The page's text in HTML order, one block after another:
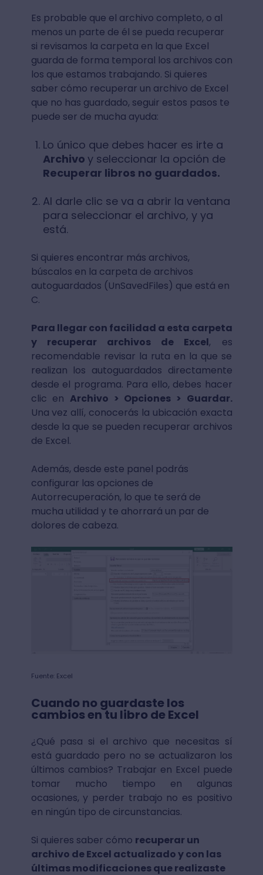
Es probable que el archivo completo, o al
menos un parte de él se pueda recuperar
si revisamos la carpeta en la que Excel
guarda de forma temporal los archivos con
los que estamos trabajando. Si quieres
saber cómo recuperar un archivo de Excel
que no has guardado, seguir estos pasos te
puede ser de mucha ayuda:
Lo único que debes hacer es irte a
Archivo y seleccionar la opción de
Recuperar libros no guardados.
Al darle clic se va a abrir la ventana
para seleccionar el archivo, y ya
está.
Si quieres encontrar más archivos,
búscalos en la carpeta de archivos
autoguardados (UnSavedFiles) que está en
C.
Para llegar con facilidad a esta carpeta
y recuperar archivos de Excel, es
recomendable revisar la ruta en la que se
realizan los autoguardados directamente
desde el programa. Para ello, debes hacer
clic en Archivo > Opciones > Guardar.
Una vez allí, conocerás la ubicación exacta
desde la que se pueden recuperar archivos
de Excel.
Además, desde este panel podrás
configurar las opciones de
Autorrecuperación, lo que te será de
mucha utilidad y te ahorrará un par de
dolores de cabeza.
Fuente: Excel
Cuando no guardaste los
cambios en tu libro de Excel
¿Qué pasa si el archivo que necesitas sí
está guardado pero no se actualizaron los
últimos cambios? Trabajar en Excel puede
tomar mucho tiempo en algunas
ocasiones, y perder trabajo no es positivo
en ningún tipo de circunstancias.
Si quieres saber cómo recuperar un
archivo de Excel actualizado y con las
últimas modificaciones que realizaste